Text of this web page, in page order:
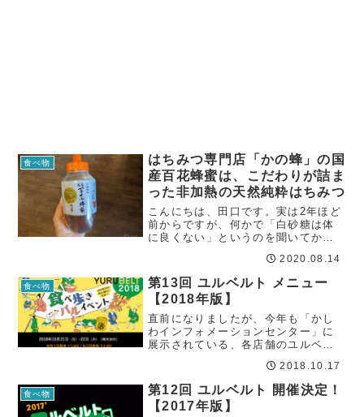
食べ物
はちみつ専門店「かの蜂」の国
産百花蜂蜜は、こだわりが詰ま
った非加熱の天然純粋はちみつ
こんにちは、田口です。実は2年ほど
前からですが、何かで「白砂糖は体
に良くない」というのを聞いてか
活をしています。意識するようにな
って分かったのですが、お菓子やス
イーツだけでなく、市販の食品には
殆ど砂糖が使われ...
2020.08.14
食べ物
第13回 ユルベルト メニュー
【2018年版】
直前になりましたが、今年も「かし
わインフォメーションセンター」に
展示されている、各店舗のユルベル
した！例年に比べてメニューを展示
しているお店が少なかった印象です
が、今回参加される方、とくに遠方
から参加される方...
2018.10.17
食べ物
第12回 ユルベルト 開催決定！
【2017年版】